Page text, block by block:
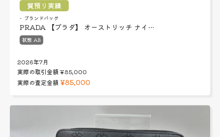
質預り実績
ブランドバッグ
PRADA 【プラダ】 オーストリッチ ナイ…
状態 AB
2026年7月
実際の取引金額¥85,000
実際の査定金額 ¥85,000